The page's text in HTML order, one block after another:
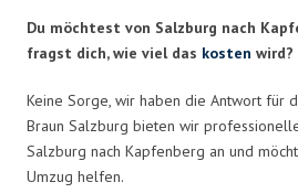
Du möchtest von Salzburg nach
fragst dich, wie viel das kosten wird?
Keine Sorge, wir haben die Antwort für
Braun Salzburg bieten wir
Salzburg nach Kapfenberg an und
Umzug helfen.